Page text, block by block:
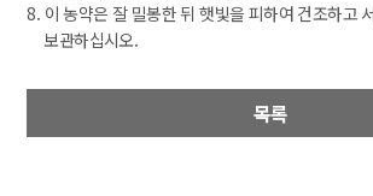
8. 이 농약은 잘 밀봉한 뒤 햇빛을 피하여 건조하고
보관하십시오.
목록